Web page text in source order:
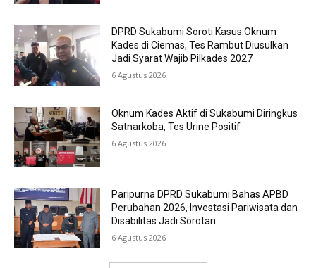
DPRD Sukabumi Soroti Kasus Oknum
Kades di Ciemas, Tes Rambut Diusulkan
Jadi Syarat Wajib Pilkades 2027
6 Agustus 2026
Oknum Kades Aktif di Sukabumi Diringkus
Satnarkoba, Tes Urine Positif
6 Agustus 2026
Paripurna DPRD Sukabumi Bahas APBD
Perubahan 2026, Investasi Pariwisata dan
Disabilitas Jadi Sorotan
6 Agustus 2026